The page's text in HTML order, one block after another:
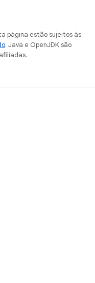
página estão sujeitos às
. Java e OpenJDK são